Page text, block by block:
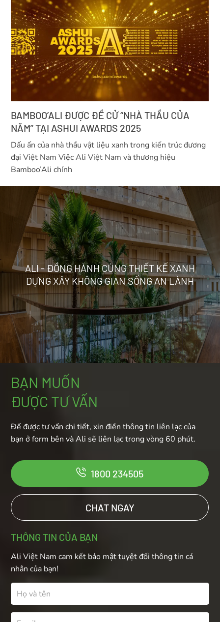
BAMBOO’ALI ĐƯỢC ĐỀ CỬ “NHÀ THẦU CỦA
NĂM” TẠI ASHUI AWARDS 2025
Dấu ấn của nhà thầu vật liệu xanh trong kiến trúc đương
đại Việt Nam Việc Ali Việt Nam và thương hiệu
Bamboo’Ali chính
ALI - ĐỒNG HÀNH CÙNG THIẾT KẾ XANH
DỰNG XÂY KHÔNG GIAN SỐNG AN LÀNH
BẠN MUỐN
ĐƯỢC TƯ VẤN
Để được tư vấn chi tiết, xin điền thông tin liên lạc của
bạn ở form bên và Ali sẽ liên lạc trong vòng 60 phút.
1800 234505
CHAT NGAY
THÔNG TIN CỦA BẠN
Ali Việt Nam cam kết bảo mật tuyệt đối thông tin cá
nhân của bạn!